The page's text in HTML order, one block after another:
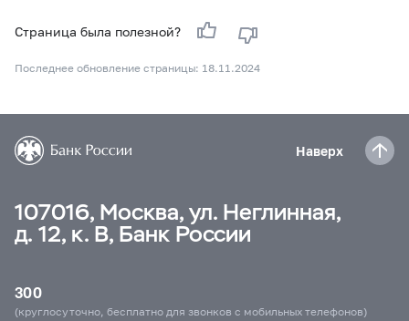
Страница была полезной?
Последнее обновление страницы: 18.11.2024
Наверх
107016, Москва, ул. Неглинная,
д. 12, к. В, Банк России
300
(круглосуточно, бесплатно для звонков с мобильных телефонов)